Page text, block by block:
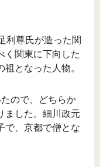
利尊氏が造った関
く関東に下向した
となった人物。
ので、どちらか
ました。細川政元
で、京都で僧とな